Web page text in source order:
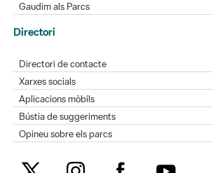
Gaudim als Parcs
Directori
Directori de contacte
Xarxes socials
Aplicacions mòbils
Bústia de suggeriments
Opineu sobre els parcs